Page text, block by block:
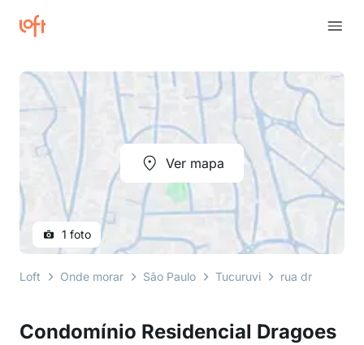
Condomínio Residencial Dragoes
Ver mapa
1 foto
Loft Onde morar São Paulo Tucuruvi rua dragões